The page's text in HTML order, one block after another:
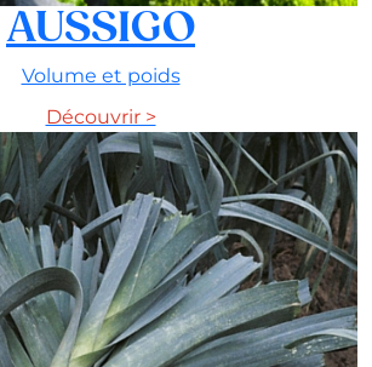
AUSSIGO
Volume et poids
Découvrir >